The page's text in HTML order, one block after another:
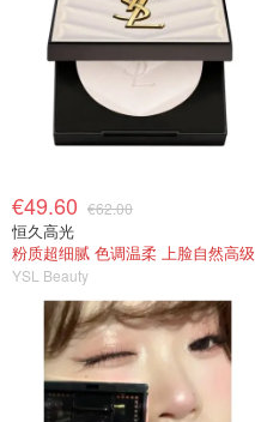
€49.60 €62.00
恒久高光
粉质超细腻 色调温柔 上脸自然高级
YSL Beauty